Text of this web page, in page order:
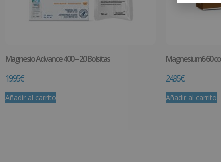
Magnesio Advance 400 – 20 Bolsitas
19.95€
Añadir al carrito
Magnesium6 60
24.95€
Añadir al carrito